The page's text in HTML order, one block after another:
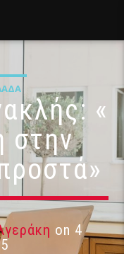
«
στην
on 4